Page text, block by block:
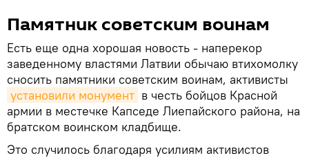
Памятник советским воинам
Есть еще одна хорошая новость - наперекор
заведенному властями Латвии обычаю втихомолку
сносить памятники советским воинам, активисты
установили монумент в честь бойцов Красной
армии в местечке Капседе Лиепайского района, на
братском воинском кладбище.
Это случилось благодаря усилиям активистов